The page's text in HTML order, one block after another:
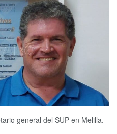
general del SUP en Melilla.